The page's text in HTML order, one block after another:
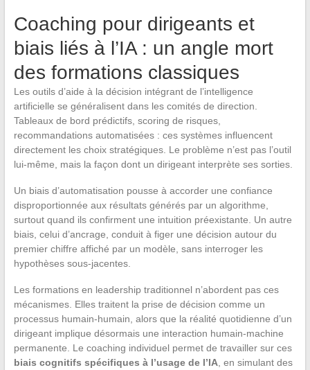
Coaching pour dirigeants et
biais liés à l’IA : un angle mort
des formations classiques
Les outils d’aide à la décision intégrant de l’intelligence
artificielle se généralisent dans les comités de direction.
Tableaux de bord prédictifs, scoring de risques,
recommandations automatisées : ces systèmes influencent
directement les choix stratégiques. Le problème n’est pas l’outil
lui-même, mais la façon dont un dirigeant interprète ses sorties.
Un biais d’automatisation pousse à accorder une confiance
disproportionnée aux résultats générés par un algorithme,
surtout quand ils confirment une intuition préexistante. Un autre
biais, celui d’ancrage, conduit à figer une décision autour du
premier chiffre affiché par un modèle, sans interroger les
hypothèses sous-jacentes.
Les formations en leadership traditionnel n’abordent pas ces
mécanismes. Elles traitent la prise de décision comme un
processus humain-humain, alors que la réalité quotidienne d’un
dirigeant implique désormais une interaction humain-machine
permanente. Le coaching individuel permet de travailler sur ces
biais cognitifs spécifiques à l’usage de l’IA, en simulant des